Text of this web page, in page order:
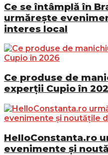
Ce se întâmplă în
urmărește
interes local
Ce produse de
experții Cupio în
HelloConstanta.ro
evenimente și